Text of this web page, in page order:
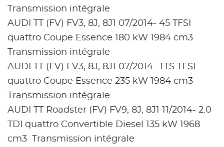
Transmission intégrale
AUDI TT (FV) FV3, 8J, 8J1 07/2014- 45 TFSI
quattro Coupe Essence 180 kW 1984 cm3
Transmission intégrale
AUDI TT (FV) FV3, 8J, 8J1 07/2014- TTS TFSI
quattro Coupe Essence 235 kW 1984 cm3
Transmission intégrale
AUDI TT Roadster (FV) FV9, 8J, 8J1 11/2014- 2.0
TDI quattro Convertible Diesel 135 kW 1968
cm3 Transmission intégrale